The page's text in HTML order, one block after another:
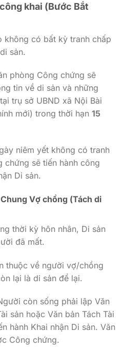
khai (Bước Bắt
không có bất kỳ tranh chấp
sản.
phòng Công chứng sẽ
tin về di sản và những
trụ sở UBND xã Nội Bài
mới) trong thời hạn 15
niêm yết không có tranh
chứng sẽ tiến hành công
Di sản.
Vợ chồng (Tách di
thời kỳ hôn nhân, Di sản
đã mất.
thuộc về người vợ/chồng
lại là di sản để lại.
còn sống phải lập Văn
sản hoặc Văn bản Tách Tài
hành Khai nhận Di sản. Văn
Công chứng.